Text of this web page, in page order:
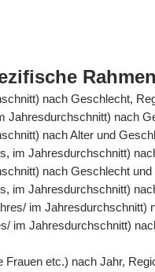
nach Geschlecht,
Jahresdurchschnitt) nach
nach Alter und
im Jahresdurchschnitt)
nach Geschlecht und
im Jahresdurchschnitt)
im Jahresdurchschnitt)
im Jahresdurchschnitt)
etc.) nach Jahr,